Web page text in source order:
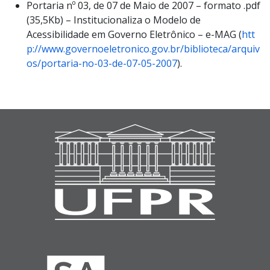
Portaria nº 03, de 07 de Maio de 2007 – formato .pdf
(35,5Kb) – Institucionaliza o Modelo de
Acessibilidade em Governo Eletrônico – e-MAG (htt
p://www.governoeletronico.gov.br/biblioteca/arquiv
os/portaria-no-03-de-07-05-2007).